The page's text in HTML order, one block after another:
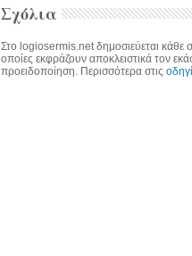
Σχόλια
Στο logiosermis.net δημοσιεύεται κάθε
οποίες εκφράζουν αποκλειστικά τον
προειδοποίηση. Περισσότερα στις